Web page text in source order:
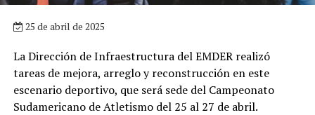
25 de abril de 2025
La Dirección de Infraestructura del EMDER realizó
tareas de mejora, arreglo y reconstrucción en este
escenario deportivo, que será sede del Campeonato
Sudamericano de Atletismo del 25 al 27 de abril.